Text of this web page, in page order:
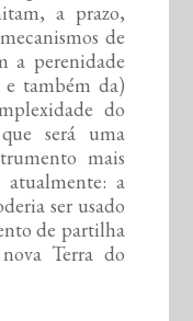
a prazo,
de
a perenidade
e também da)
do
será uma
mais
atualmente: a
ser usado
de partilha
Terra do